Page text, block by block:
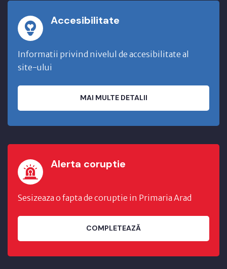
Accesibilitate
Informatii privind nivelul de accesibilitate al
site-ului
MAI MULTE DETALII
Alerta coruptie
Sesizeaza o fapta de coruptie in Primaria Arad
COMPLETEAZĂ